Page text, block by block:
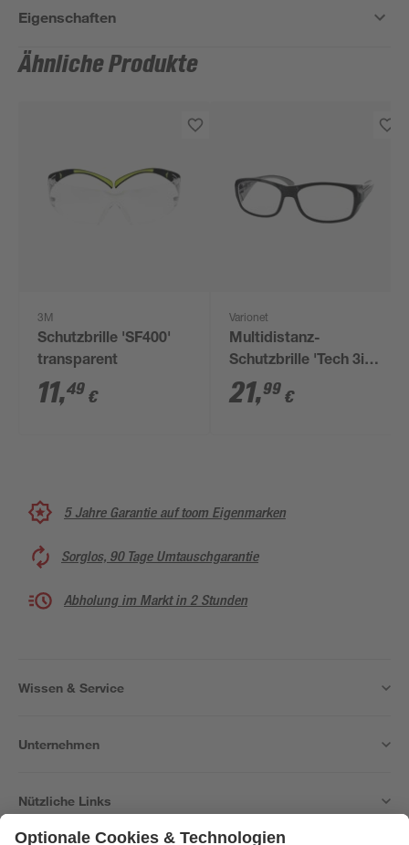
Eigenschaften
Ähnliche Produkte
3M
Schutzbrille 'SF400'
transparent
11,49 €
Varionet
Multidistanz-
Schutzbrille 'Tech 3in1
200' schwarz + 2,00
Dioptrien
21,99 €
5 Jahre Garantie auf toom Eigenmarken
Sorglos, 90 Tage Umtauschgarantie
Abholung im Markt in 2 Stunden
Wissen & Service
Unternehmen
Nützliche Links